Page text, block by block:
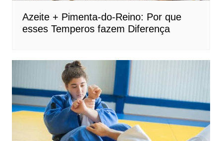
Azeite + Pimenta-do-Reino: Por que
esses Temperos fazem Diferença